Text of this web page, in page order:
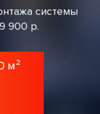
системы
900 р.
м²